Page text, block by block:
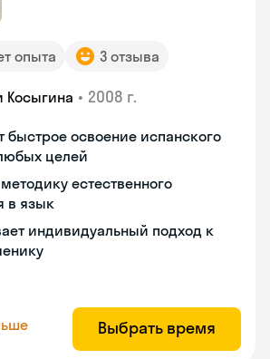
опыта 3 отзыва
Косыгина • 2008 г.
быстрое освоение испанского
целей
естественного
в язык
индивидуальный подход к
Выбрать время